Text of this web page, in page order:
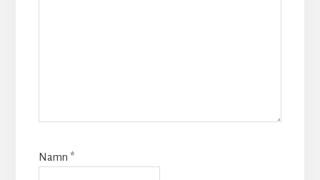
Namn *